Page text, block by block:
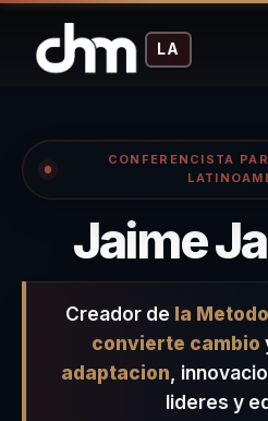
LA
CONFERENCISTA
Jaime
Creador de la
convierte cambio
adaptacion ,
lideres y